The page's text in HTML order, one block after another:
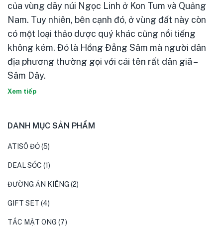
của vùng dãy núi Ngọc Linh ở Kon Tum và Quảng
Nam. Tuy nhiên, bên cạnh đó, ở vùng đất này còn
có một loại thảo dược quý khác cũng nổi tiếng
không kém. Đó là Hồng Đẳng Sâm mà người dân
địa phương thường gọi với cái tên rất dân giã –
Sâm Dây.
Xem tiếp
DANH MỤC SẢN PHẨM
ATISÔ ĐỎ(5)
DEAL SỐC (1)
ĐƯỜNG ĂN KIÊNG (2)
GIFT SET (4)
TẮC MẬT ONG (7)